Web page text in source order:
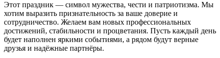
Этот праздник — символ мужества, чести и патриотизма. Мы
хотим выразить признательность за ваше доверие и
сотрудничество. Желаем вам новых профессиональных
достижений, стабильности и процветания. Пусть каждый день
будет наполнен яркими событиями, а рядом будут верные
друзья и надёжные партнёры.